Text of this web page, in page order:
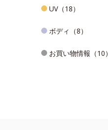
UV（18）
ボディ（8）
お買い物情報（10）